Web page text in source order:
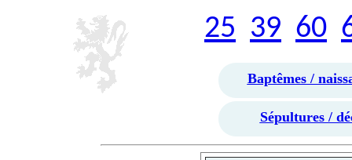
25 39 60
Baptêmes /
Sépultures /